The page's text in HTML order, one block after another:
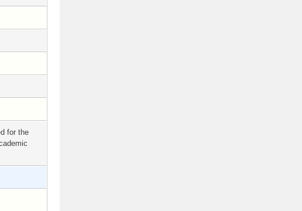
for the